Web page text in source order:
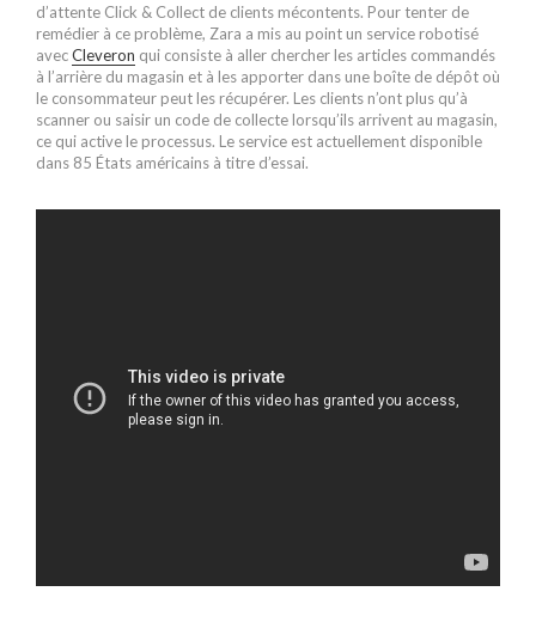
d’attente Click & Collect de clients mécontents. Pour tenter de
remédier à ce problème, Zara a mis au point un service robotisé
avecCleveron qui consiste à aller chercher les articles commandés
à l’arrière du magasin et à les apporter dans une boîte de dépôt où
le consommateur peut les récupérer. Les clients n’ont plus qu’à
scanner ou saisir un code de collecte lorsqu’ils arrivent au magasin,
ce qui active le processus. Le service est actuellement disponible
dans 85 États américains à titre d’essai.